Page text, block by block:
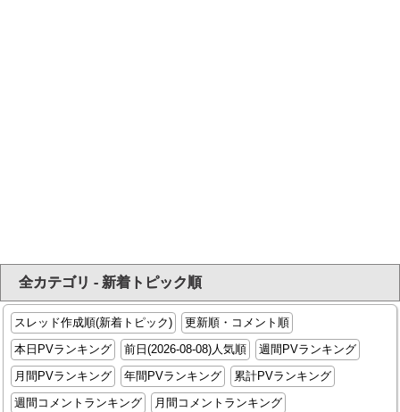
全カテゴリ - 新着トピック順
スレッド作成順(新着トピック)
更新順・コメント順
本日PVランキング
前日(2026-08-08)人気順
週間PVランキング
月間PVランキング
年間PVランキング
累計PVランキング
週間コメントランキング
月間コメントランキング